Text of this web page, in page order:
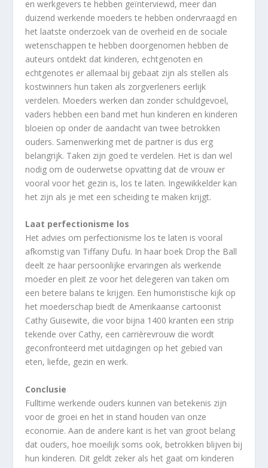
en werkgevers te hebben geïnterviewd, meer dan
duizend werkende moeders te hebben ondervraagd en
het laatste onderzoek van de overheid en de sociale
wetenschappen te hebben doorgenomen hebben de
auteurs ontdekt dat kinderen, echtgenoten en
echtgenotes er allemaal bij gebaat zijn als stellen als
kostwinners hun taken als zorgverleners eerlijk
verdelen. Moeders werken dan zonder schuldgevoel,
vaders hebben een band met hun kinderen en kinderen
bloeien op onder de aandacht van twee betrokken
ouders. Samenwerking met de partner is dus erg
belangrijk. Taken zijn goed te verdelen. Het is dan wel
nodig om de ouderwetse opvatting dat de vrouw er
vooral voor het gezin is, los te laten. Ingewikkelder kan
het zijn als je met een scheiding te maken krijgt.
Laat perfectionisme los
Het advies om perfectionisme los te laten is vooral
afkomstig van Tiffany Dufu. In haar boek Drop the Ball
deelt ze haar persoonlijke ervaringen als werkende
moeder en pleit ze voor het delegeren van taken om
een betere balans te krijgen. Een humoristische kijk op
het moederschap biedt de Amerikaanse cartoonist
Cathy Guisewite, die voor bijna 1400 kranten een strip
tekende over Cathy, een carrièrevrouw die wordt
geconfronteerd met uitdagingen op het gebied van
eten, liefde, gezin en werk.
Conclusie
Fulltime werkende ouders kunnen van betekenis zijn
voor de groei en het in stand houden van onze
economie. Aan de andere kant is het van groot belang
dat ouders, hoe moeilijk soms ook, betrokken blijven bij
hun kinderen. Dit geldt zeker als het gaat om kinderen